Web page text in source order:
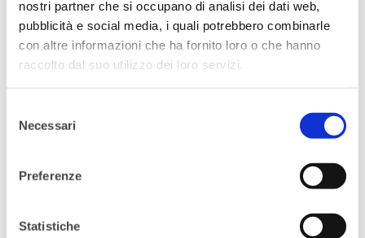
nostri partner che si occupano di analisi dei dati web,
pubblicità e social media, i quali potrebbero combinarle
con altre informazioni che ha fornito loro o che hanno
raccolto dal suo utilizzo dei loro servizi.
delNecessari
Preferenze
Statistiche
esteriore!
Partiamo dai cinque elementi del feng
shui.. acqua, legno, fuoco, terra e
metallo..
Qual’e il nostro elemento?!
obiettivo è l’essere nonché di coloro che
persone acqua sono coloro il cui obiettivo